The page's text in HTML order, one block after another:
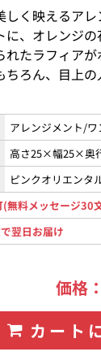
しく映えるア
、オレンジの
れたラフィア
ちろん、目上
アレンジメント/ワ
高さ25×幅25×奥
ピンクオリエンタ
無料メッセージ30
翌日お届け
価格
カート